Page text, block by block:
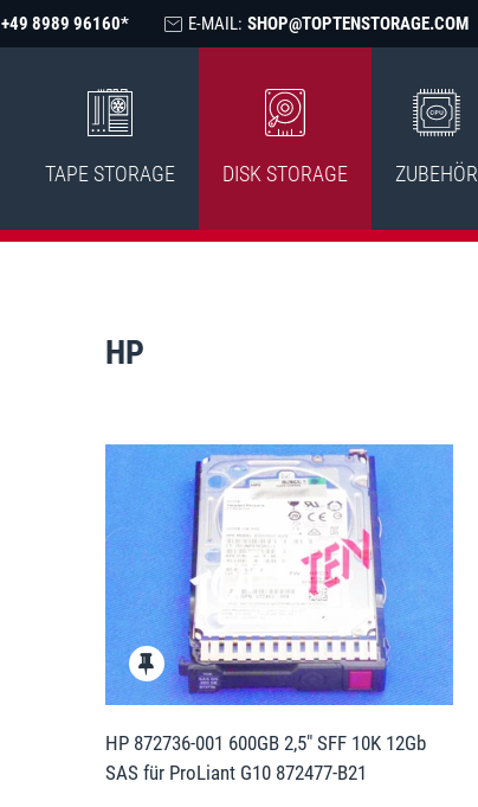
+49 8989 96160* E-MAIL: SHOP@TOPTENSTORAGE.COM
TAPE STORAGE DISK STORAGE ZUBEHÖR
HP
HP 872736-001 600GB 2,5" SFF 10K 12Gb
SAS für ProLiant G10 872477-B21